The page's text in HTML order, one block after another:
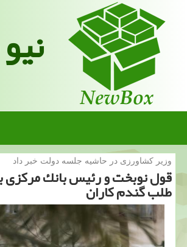
وزیر كشاورزی در حاشیه جلسه دولت خبر داد
قول نوبخت و رئیس بانك مركزی
طلب گندم كاران